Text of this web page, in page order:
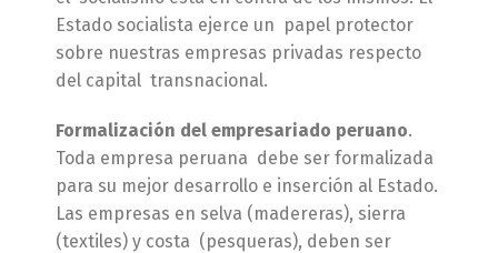
Estado socialista ejerce un papel protector
sobre nuestras empresas privadas respecto
del capital transnacional.
Formalización del empresariado peruano.
Toda empresa peruana debe ser formalizada
para su mejor desarrollo e inserción al Estado.
Las empresas en selva (madereras), sierra
(textiles) y costa (pesqueras), deben ser